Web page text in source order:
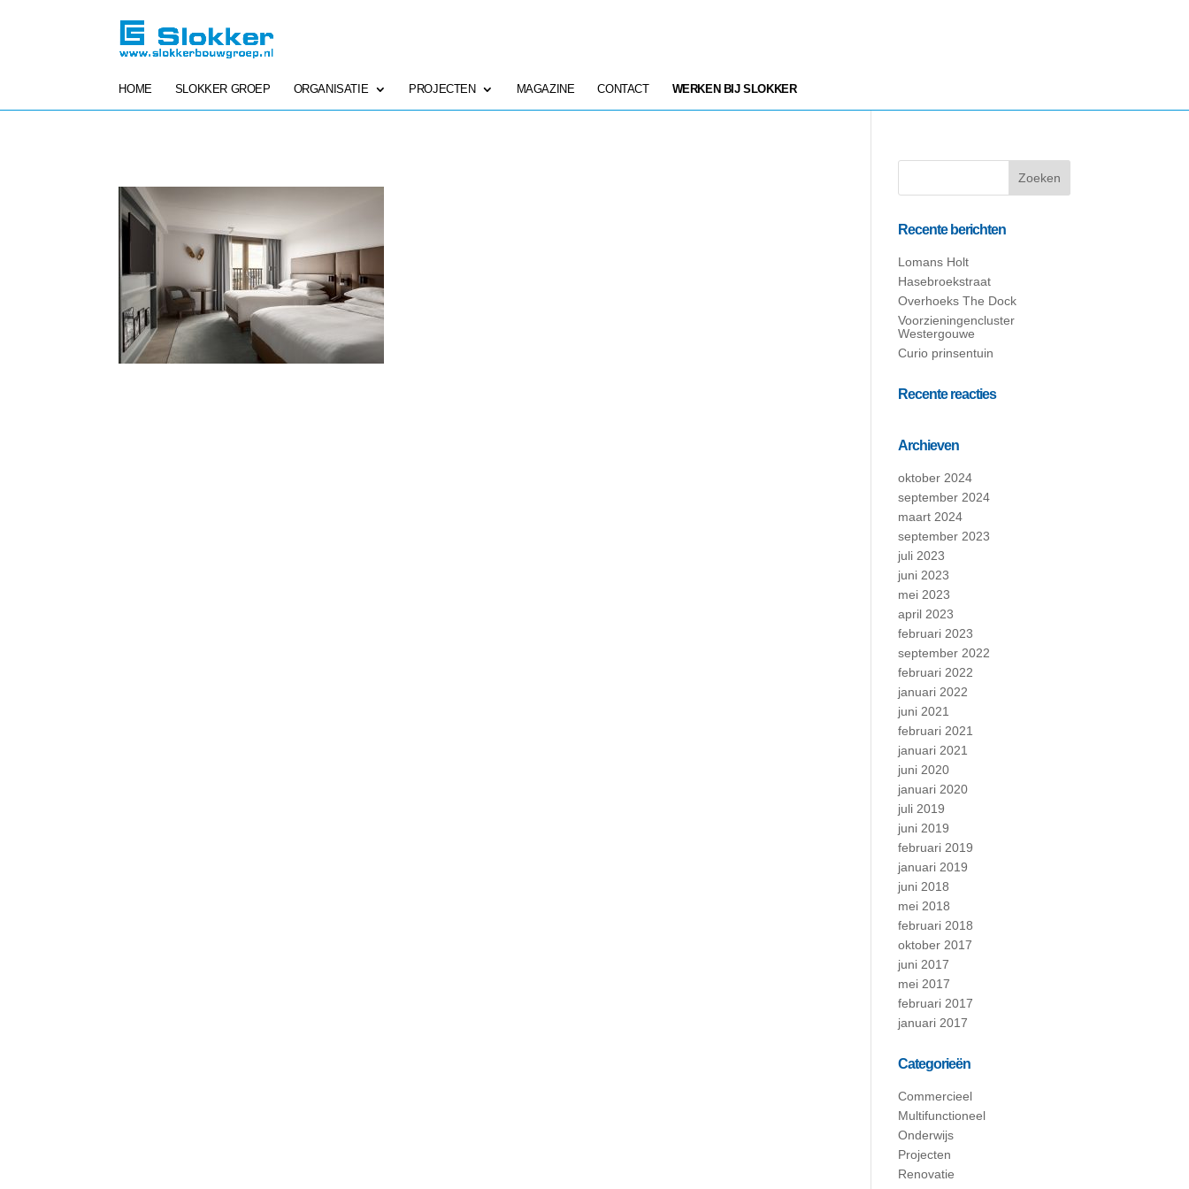
HOME SLOKKER GROEP ORGANISATIE PROJECTEN MAGAZINE CONTACT WERKEN BIJ SLOKKER
Recente berichten
Lomans Holt
Hasebroekstraat
Overhoeks The Dock
Voorzieningencluster
Westergouwe
Curio prinsentuin
Recente reacties
Archieven
oktober 2024
september 2024
maart 2024
september 2023
juli 2023
juni 2023
mei 2023
april 2023
februari 2023
september 2022
februari 2022
januari 2022
juni 2021
februari 2021
januari 2021
juni 2020
januari 2020
juli 2019
juni 2019
februari 2019
januari 2019
juni 2018
mei 2018
februari 2018
oktober 2017
juni 2017
mei 2017
februari 2017
januari 2017
Categorieën
Commercieel
Multifunctioneel
Onderwijs
Projecten
Renovatie